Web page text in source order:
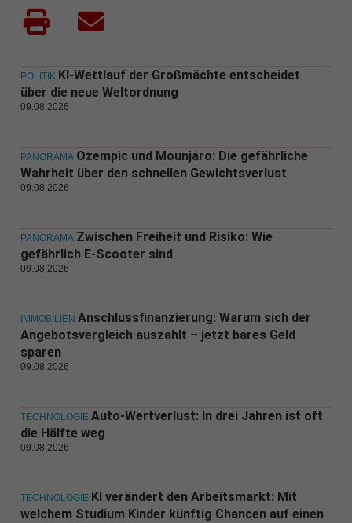
POLITIK KI-Wettlauf der Großmächte entscheidet
über die neue Weltordnung
09.08.2026
PANORAMA Ozempic und Mounjaro: Die gefährliche
Wahrheit über den schnellen Gewichtsverlust
09.08.2026
PANORAMA Zwischen Freiheit und Risiko: Wie
gefährlich E-Scooter sind
09.08.2026
IMMOBILIEN Anschlussfinanzierung: Warum sich der
Angebotsvergleich auszahlt – jetzt bares Geld
sparen
09.08.2026
TECHNOLOGIE Auto-Wertverlust: In drei Jahren ist oft
die Hälfte weg
09.08.2026
TECHNOLOGIE KI verändert den Arbeitsmarkt: Mit
welchem Studium Kinder künftig Chancen auf einen